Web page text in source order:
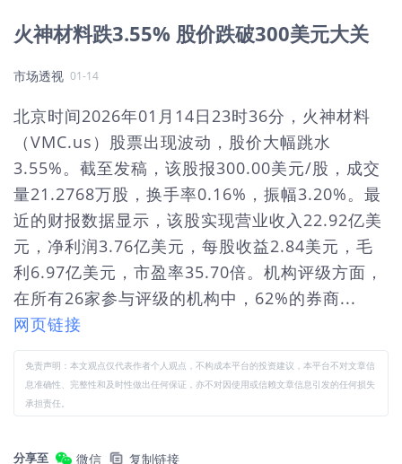
火神材料跌3.55% 股价跌破300美元大关
市场透视 01-14
北京时间2026年01月14日23时36分，火神材料
（VMC.us）股票出现波动，股价大幅跳水
3.55%。截至发稿，该股报300.00美元/股，成交
量21.2768万股，换手率0.16%，振幅3.20%。最
近的财报数据显示，该股实现营业收入22.92亿美
元，净利润3.76亿美元，每股收益2.84美元，毛
利6.97亿美元，市盈率35.70倍。机构评级方面，
在所有26家参与评级的机构中，62%的券商...
网页链接
免责声明：本文观点仅代表作者个人观点，不构成本平台的投资建议，本平台不对文章信
息准确性、完整性和及时性做出任何保证，亦不对因使用或信赖文章信息引发的任何损失
承担责任。
分享至 微信 复制链接